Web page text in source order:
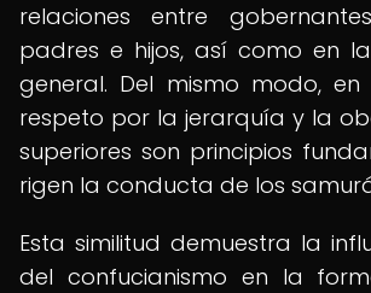
relaciones entre
padres e hijos, así como en
general. Del mismo modo, en
respeto por la jerarquía y la
superiores son principios
rigen la conducta de los
Esta similitud demuestra la
del confucianismo en la